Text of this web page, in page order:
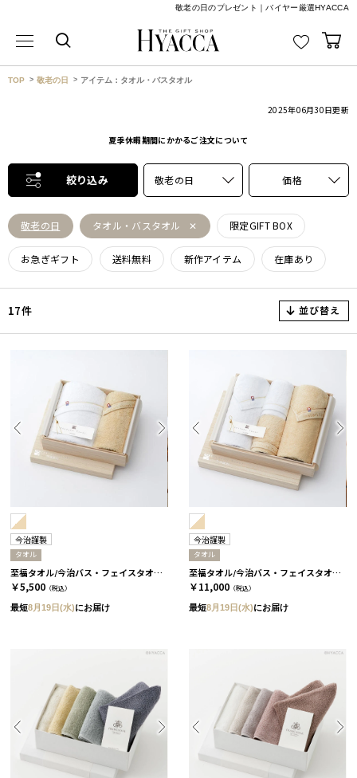
敬老の日のプレゼント｜バイヤー厳選HYACCA
TOP 敬老の日 アイテム：タオル・バスタオル
2025年06月30日更新
夏季休暇期間にかかるご注文について
絞り込み 敬老の日 価格
敬老の日 タオル・バスタオル 限定GIFT BOX
お急ぎギフト 送料無料 新作アイテム 在庫あり
17件 並び替え
今治謹製
タオル
至福タオル/今治バス・フェイスタオル 2枚セット
￥5,500 （税込）
最短8月19日(水)にお届け
今治謹製
タオル
至福タオル/今治バス・フェイスタオル 4枚セット
￥11,000 （税込）
最短8月19日(水)にお届け